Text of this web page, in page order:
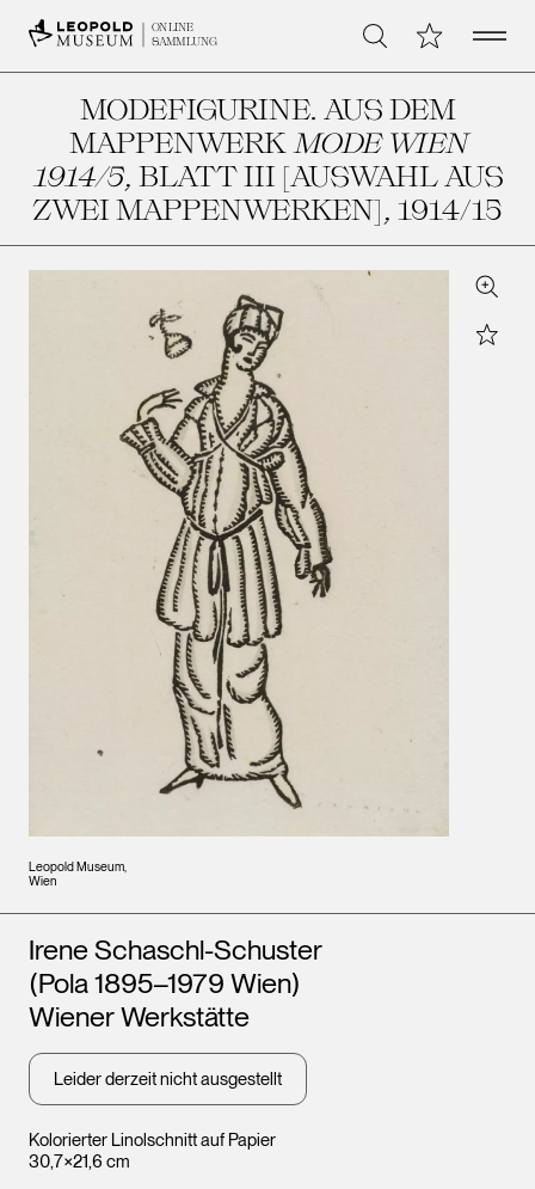
ONLINE
SAMMLUNG
Suche Meine Open
MODEFIGURINE. AUS DEM
MAPPENWERK MODE WIEN
1914/5, BLATT III [AUSWAHL AUS
ZWEI MAPPENWERKEN], 1914/15
Leopold Museum,
Wien
Zoom
Star
Kolorierter Linolschnitt auf Papier
30,7×21,6 cm
Künstler*innen
Irene Schaschl-Schuster
(Pola 1895–1979 Wien)
Wiener Werkstätte
Leider derzeit nicht ausgestellt